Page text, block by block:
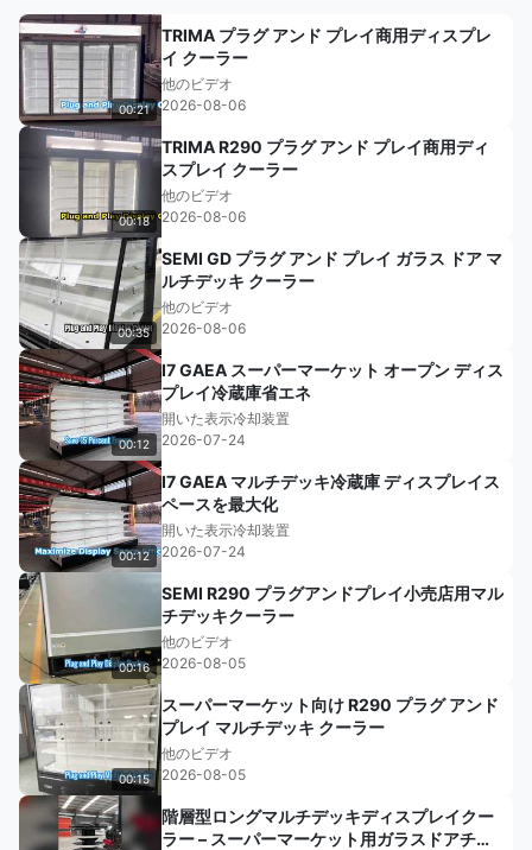
00:21
TRIMA プラグ アンド プレイ商用ディスプレ
イ クーラー
他のビデオ
2026-08-06
00:18
TRIMA R290 プラグ アンド プレイ商用ディ
スプレイ クーラー
他のビデオ
2026-08-06
00:35
SEMI GD プラグ アンド プレイ ガラス ドア マ
ルチデッキ クーラー
他のビデオ
2026-08-06
00:12
I7 GAEA スーパーマーケット オープン ディス
プレイ冷蔵庫省エネ
開いた表示冷却装置
2026-07-24
00:12
I7 GAEA マルチデッキ冷蔵庫 ディスプレイス
ペースを最大化
開いた表示冷却装置
2026-07-24
00:16
SEMI R290 プラグアンドプレイ小売店用マル
チデッキクーラー
他のビデオ
2026-08-05
00:15
スーパーマーケット向け R290 プラグ アンド
プレイ マルチデッキ クーラー
他のビデオ
2026-08-05
階層型ロングマルチデッキディスプレイクー
ラー – スーパーマーケット用ガラスドアチラ